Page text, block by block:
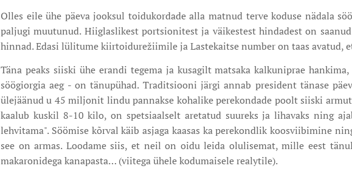
Olles eile ühe päeva jooksul toidukordade alla matnud terve koduse nädala
paljugi muutunud. Hiiglaslikest portsionitest ja väikestest hindadest on
hinnad. Edasi lülitume kiirtoidurežiimile ja Lastekaitse number on taas avatud,
Täna peaks siiski ühe erandi tegema ja kusagilt matsaka kalkuniprae
söögiorgia aeg - on tänupühad. Traditsiooni järgi annab president tänase
ülejäänud u 45 miljonit lindu pannakse kohalike perekondade poolt siiski
kaalub kuskil 8-10 kilo, on spetsiaalselt aretatud suureks ja lihavaks ning
lehvitama". Söömise kõrval käib asjaga kaasas ka perekondlik koosviibimine
see on armas. Loodame siis, et neil on oidu leida olulisemat, mille eest
makaronidega kanapasta… (viitega ühele kodumaisele realytile).